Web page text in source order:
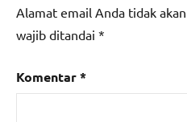
Alamat email Anda tidak
wajib ditandai *
Komentar*